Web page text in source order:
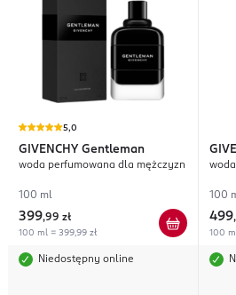
5,0
GIVENCHY Gentleman
woda perfumowana dla mężczyzn
100 ml
399,99 zł
100 ml = 399,99 zł
Niedostępny online
100
499,
100